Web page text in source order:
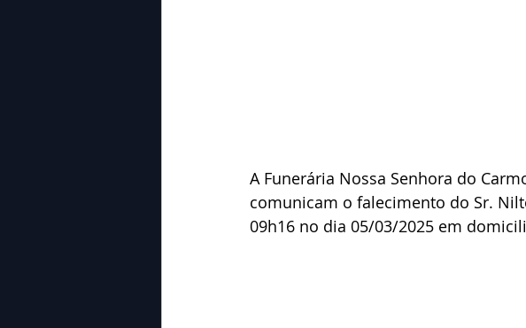
A Funerária Nossa Senhora do
comunicam o falecimento do Sr.
09h16 no dia 05/03/2025 em